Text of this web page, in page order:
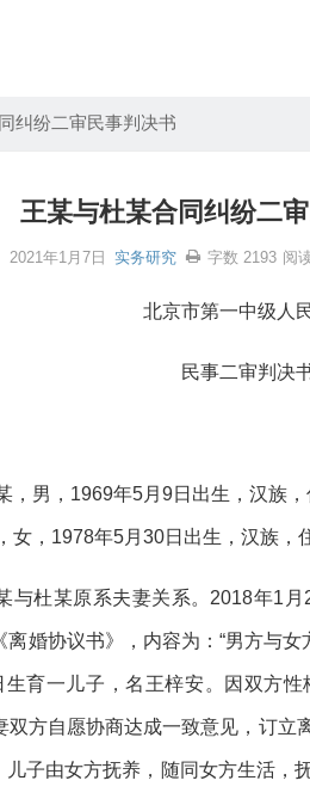
纠纷二审民事判决书
王某与杜某合同纠纷二
2021年1月7日 实务研究 字数 2193 阅
北京市第一中级人
民事二审判决
，男，1969年5月9日出生，汉族，
女，1978年5月30日出生，汉族，
与杜某原系夫妻关系。2018年1
婚协议书》，内容为：“男方与
育一儿子，名王梓安。因双方
双方自愿协商达成一致意见，订立
子由女方抚养，随同女方生活，